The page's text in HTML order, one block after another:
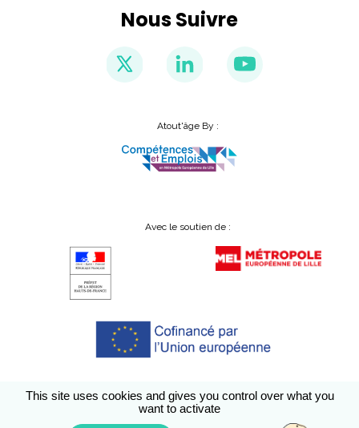
Nous Suivre
Atout'âge By :
Avec le soutien de :
Conditions générales d’utilisation A propos
This site uses cookies and gives you control over what you
want to activate